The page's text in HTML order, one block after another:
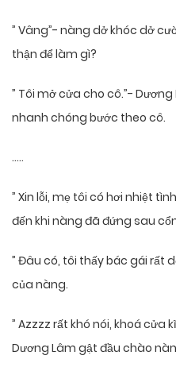
” Vâng”- nàng dở khóc dở
thận để làm gì?
” Tôi mở cửa cho cô.”-
nhanh chóng bước theo cô.
…..
” Xin lỗi, mẹ tôi có hơi nhiệt
đến khi nàng đã đứng sau
” Đâu có, tôi thấy bác gái rất
của nàng.
” Azzzz rất khó nói, khoá cửa
Dương Lâm gật đầu chào